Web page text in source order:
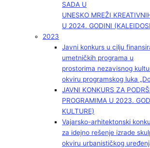
SADA U
UNESKO MREŽI
U 2024. GODINI
2023
Javni konkurs u cilju
umetničkih programa u
prostorima nezavisnog
okviru programskog luka
JAVNI KONKURS ZA
PROGRAMIMA U 2023.
KULTURE)
Vajarsko-arhitektonski
za idejno rešenje izrade
okviru urbanističkog